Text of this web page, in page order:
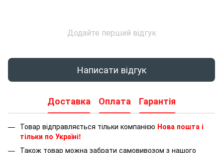
Додайте перший відгук
Написати відгук
Доставка Оплата Гарантія
Товар відправляється тільки компанією Нова пошта і
тільки по Україні!
Також товар можна забрати самовивозом з нашого